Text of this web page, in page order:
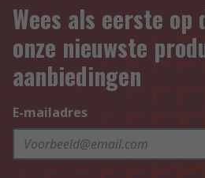
Wees als eerste op
onze nieuwste
aanbiedingen
E-mailadres